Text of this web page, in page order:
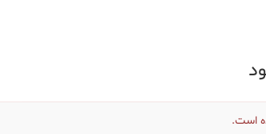
است.